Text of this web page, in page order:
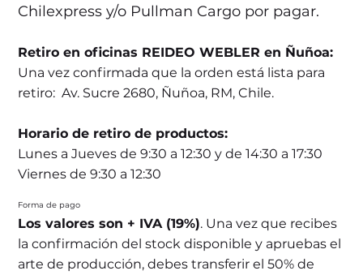
Chilexpress y/o Pullman Cargo por pagar.
Retiro en oficinas REIDEO WEBLER en Ñuñoa:
Una vez confirmada que la orden está lista para
retiro: Av. Sucre 2680, Ñuñoa, RM, Chile.
Horario de retiro de productos:
Lunes a Jueves de 9:30 a 12:30 y de 14:30 a 17:30
Viernes de 9:30 a 12:30
Forma de pago
Los valores son + IVA (19%). Una vez que recibes
la confirmación del stock disponible y apruebas el
arte de producción, debes transferir el 50% de